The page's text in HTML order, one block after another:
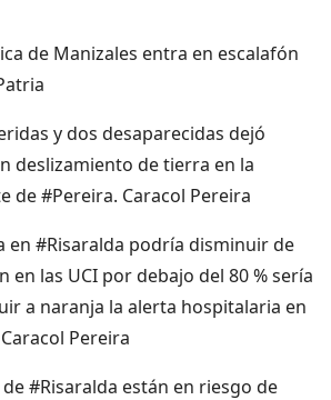
de Manizales entra en escalafón
y dos desaparecidas dejó
deslizamiento de tierra en la
de #Pereira. Caracol Pereira
en #Risaralda podría disminuir de
en las UCI por debajo del 80 % sería
a naranja la alerta hospitalaria en
Pereira
#Risaralda están en riesgo de